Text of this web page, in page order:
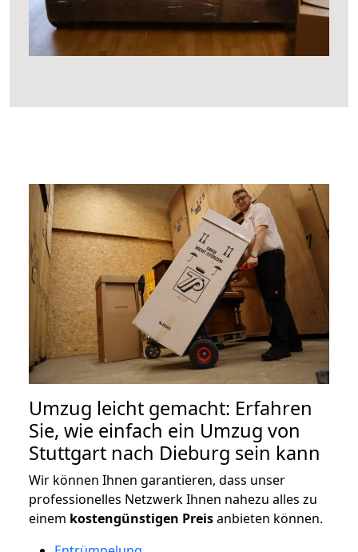
Umzug leicht gemacht: Erfahren
Sie, wie einfach ein Umzug von
Stuttgart nach Dieburg sein kann
Wir können Ihnen garantieren, dass unser
professionelles Netzwerk Ihnen nahezu alles zu
einem kostengünstigen Preisanbieten können.